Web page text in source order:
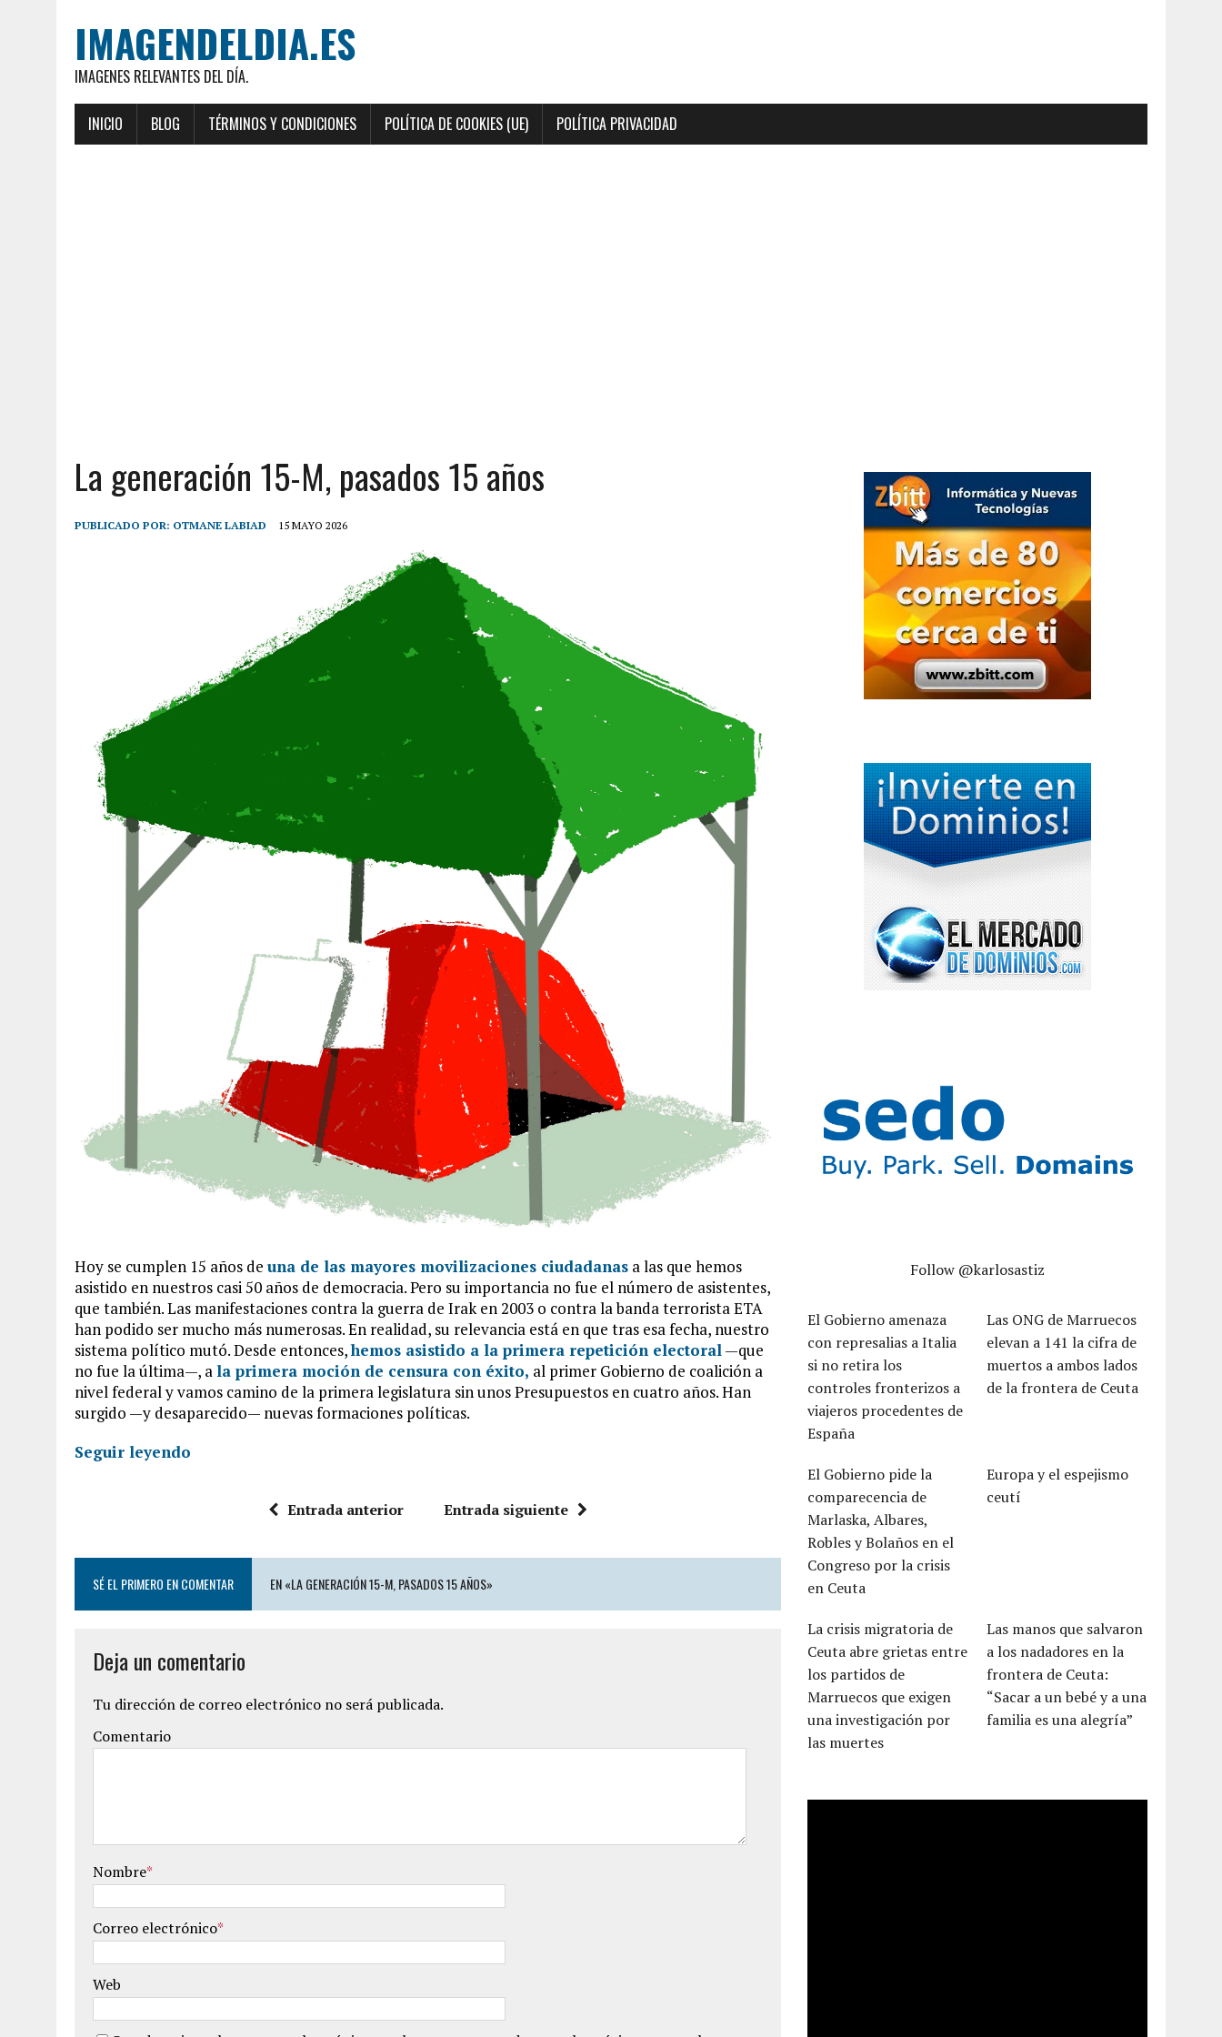
IMAGENDELDIA.ES
IMAGENES RELEVANTES DEL DÍA.
INICIO BLOG TÉRMINOS Y CONDICIONES POLÍTICA DE COOKIES (UE) POLÍTICA PRIVACIDAD
La generación 15-M, pasados 15 años
PUBLICADO POR: OTMANE LABIAD 15 MAYO 2026
Hoy se cumplen 15 años de una de las mayores movilizaciones ciudadanas a las que hemos
asistido en nuestros casi 50 años de democracia. Pero su importancia no fue el número de asistentes,
que también. Las manifestaciones contra la guerra de Irak en 2003 o contra la banda terrorista ETA
han podido ser mucho más numerosas. En realidad, su relevancia está en que tras esa fecha, nuestro
sistema político mutó. Desde entonces,hemos asistido a la primera repetición electoral—que
no fue la última—, ala primera moción de censura con éxito, al primer Gobierno de coalición a
nivel federal y vamos camino de la primera legislatura sin unos Presupuestos en cuatro años. Han
surgido —y desaparecido— nuevas formaciones políticas.
Seguir leyendo
Entrada anterior Entrada siguiente
SÉ EL PRIMERO EN COMENTAR EN «LA GENERACIÓN 15-M, PASADOS 15 AÑOS»
Deja un comentario
Tu dirección de correo electrónico no será publicada.
Comentario
Nombre*
Correo electrónico*
Web
Follow @karlosastiz
El Gobierno amenaza
con represalias a Italia
si no retira los
controles fronterizos a
viajeros procedentes de
España
Las ONG de Marruecos
elevan a 141 la cifra de
muertos a ambos lados
de la frontera de Ceuta
El Gobierno pide la
comparecencia de
Marlaska, Albares,
Robles y Bolaños en el
Congreso por la crisis
en Ceuta
Europa y el espejismo
ceutí
La crisis migratoria de
Ceuta abre grietas entre
los partidos de
Marruecos que exigen
una investigación por
las muertes
Las manos que salvaron
a los nadadores en la
frontera de Ceuta:
“Sacar a un bebé y a una
familia es una alegría”